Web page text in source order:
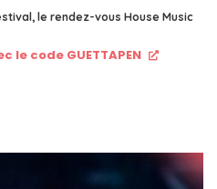
le rendez-vous House Music
le code GUETTAPEN